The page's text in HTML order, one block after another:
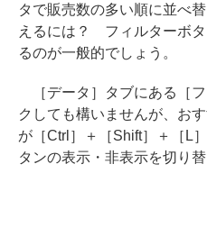
タで販売数の多い順に並べ替
えるには？ フィルターボ
るのが一般的でしょう。
［データ］タブにある［
クしても構いませんが、お
が［Ctrl］＋［Shift］＋［L
タンの表示・非表示を切り替